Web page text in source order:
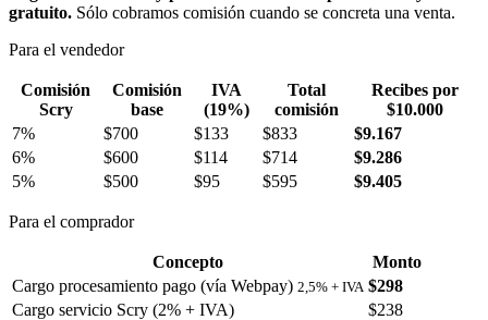
gratuito. Sólo cobramos comisión cuando se concreta una venta.
Para el vendedor
Comisión
Scry
Comisión
base
IVA
(19%)
Total
comisión
Recibes por
$10.000
7%
$700 $133 $833
$9.167
6%
$600 $114 $714
$9.286
5%
$500 $95 $595 $9.405
Para el comprador
Concepto
Monto
Cargo procesamiento pago (vía Webpay) 2,5% + IVA $298
Cargo servicio Scry (2% + IVA)
$238